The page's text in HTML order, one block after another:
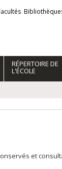
RÉPERTOIRE DE
L'ÉCOLE
et